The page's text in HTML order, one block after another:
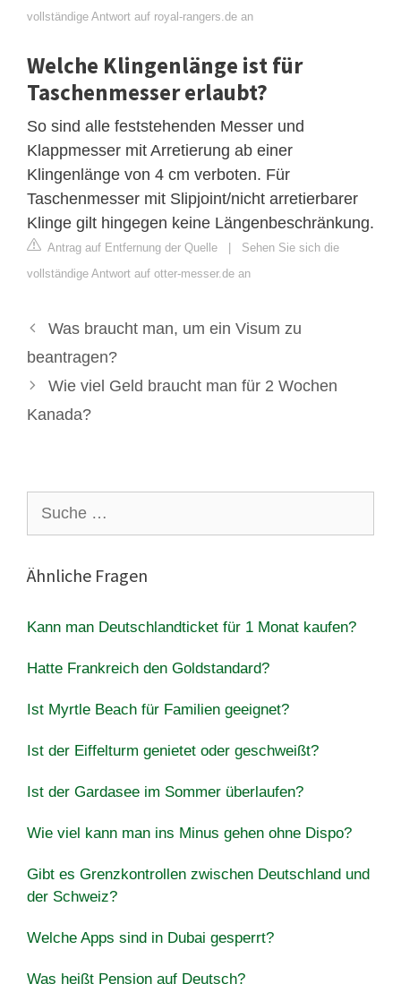
vollständige Antwort auf royal-rangers.de an
Welche Klingenlänge ist für
Taschenmesser erlaubt?
So sind alle feststehenden Messer und
Klappmesser mit Arretierung ab einer
Klingenlänge von 4 cm verboten. Für
Taschenmesser mit Slipjoint/nicht arretierbarer
Klinge gilt hingegen keine Längenbeschränkung.
Antrag auf Entfernung der Quelle | Sehen Sie sich die
vollständige Antwort auf otter-messer.de an
Was braucht man, um ein Visum zu
beantragen?
Wie viel Geld braucht man für 2 Wochen
Kanada?
nach:
Ähnliche Fragen
Kann man Deutschlandticket für 1 Monat kaufen?
Hatte Frankreich den Goldstandard?
Ist Myrtle Beach für Familien geeignet?
Ist der Eiffelturm genietet oder geschweißt?
Ist der Gardasee im Sommer überlaufen?
Wie viel kann man ins Minus gehen ohne Dispo?
Gibt es Grenzkontrollen zwischen Deutschland und
der Schweiz?
Welche Apps sind in Dubai gesperrt?
Was heißt Pension auf Deutsch?